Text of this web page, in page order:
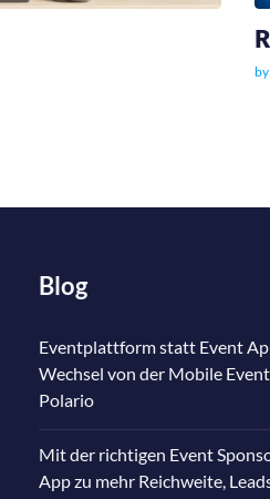
by
Blog
Eventplattform statt Event
Wechsel von der Mobile
Polario
Mit der richtigen Event
App zu mehr Reichweite,